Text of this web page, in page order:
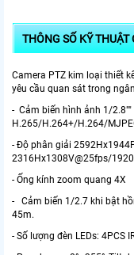
THÔNG SỐ KỸ
Camera PTZ kim loại thiết
yêu cầu quan sát trong
- Cảm biến hình ảnh 1/2.8""
H.265/H.264+/H.264/
- Độ phân giải
2316Hx1308V@25fps/
- Ống kính zoom quang 4X
- Cảm biến 1/2.7 khi bật
45m.
- Số lượng đèn LEDs: 4PCS